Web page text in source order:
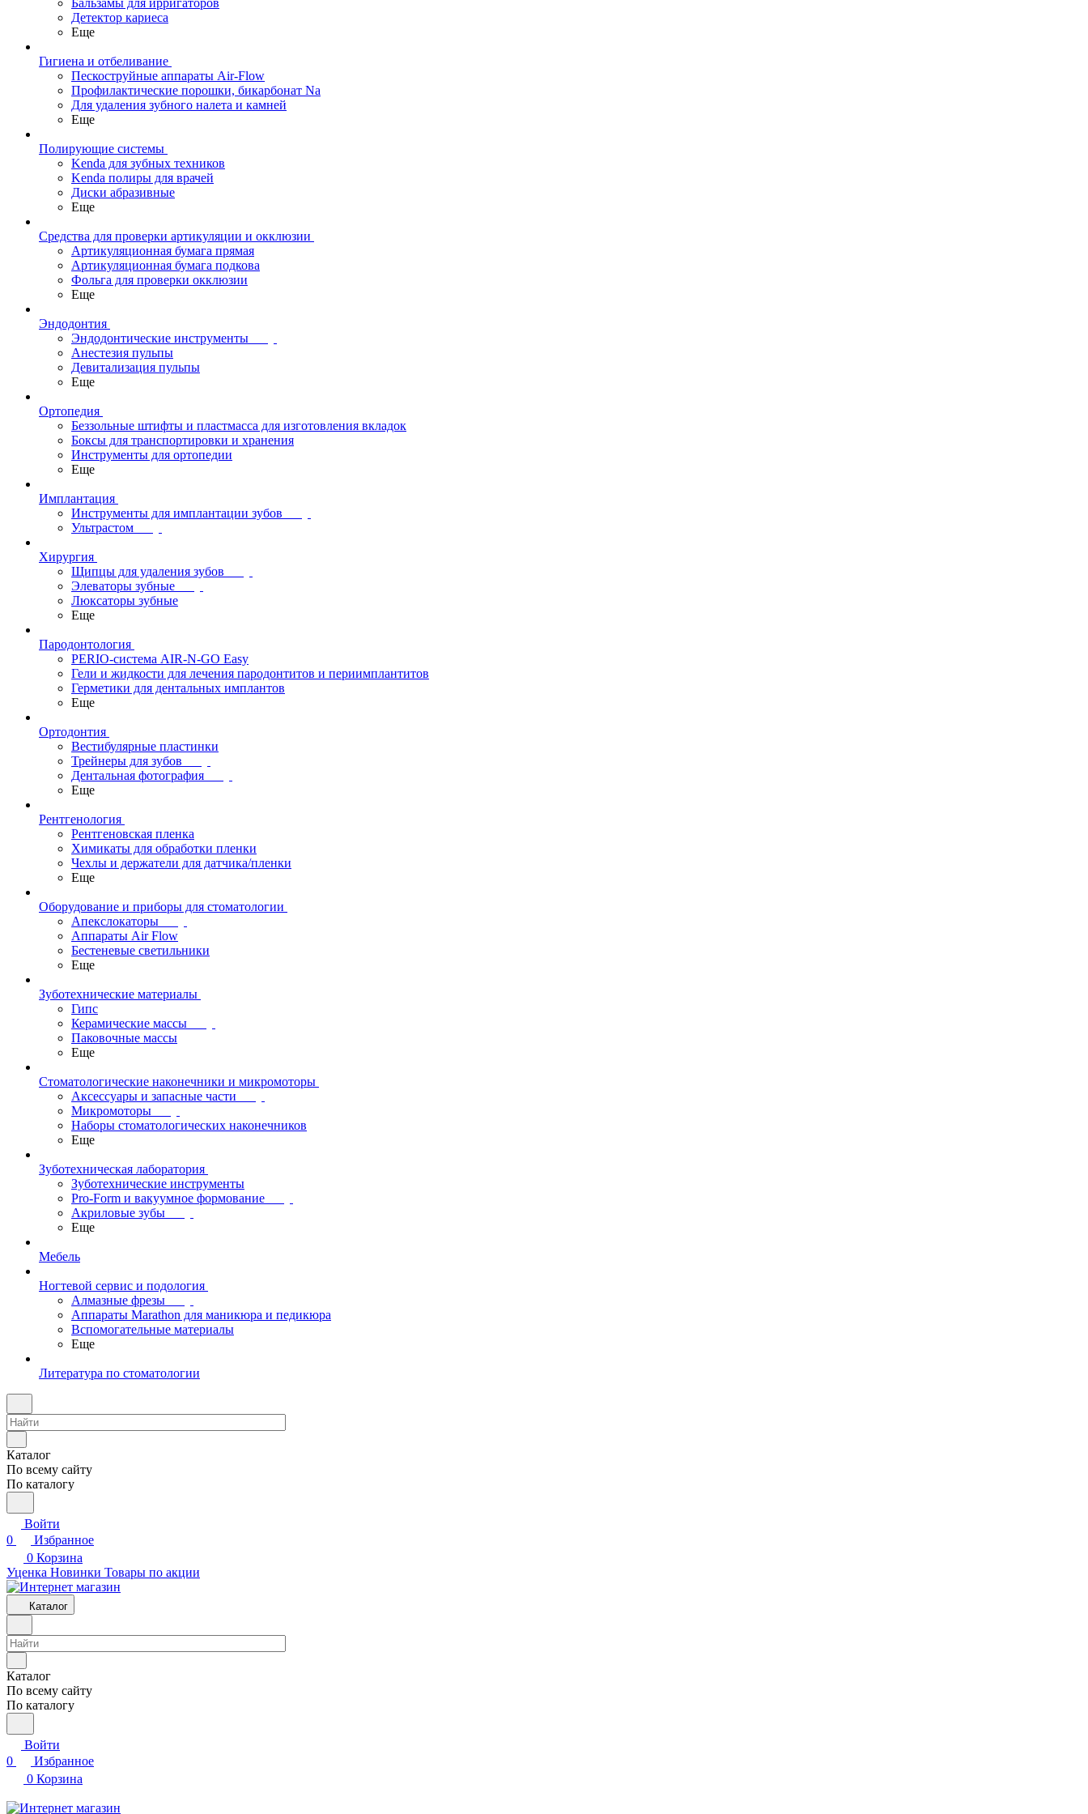
Бальзамы для ирригаторов
Детектор кариеса
Еще
Гигиена и отбеливание
Пескоструйные аппараты Air-Flow
Профилактические порошки, бикарбонат Na
Для удаления зубного налета и камней
Еще
Полирующие системы
Kenda для зубных техников
Kenda полиры для врачей
Диски абразивные
Еще
Средства для проверки артикуляции и окклюзии
Артикуляционная бумага прямая
Артикуляционная бумага подкова
Фольга для проверки окклюзии
Еще
Эндодонтия
Эндодонтические инструменты
Анестезия пульпы
Девитализация пульпы
Еще
Ортопедия
Беззольные штифты и пластмасса для изготовления вкладок
Боксы для транспортировки и хранения
Инструменты для ортопедии
Еще
Имплантация
Инструменты для имплантации зубов
Ультрастом
Хирургия
Щипцы для удаления зубов
Элеваторы зубные
Люксаторы зубные
Еще
Пародонтология
PERIO-система AIR-N-GO Easy
Гели и жидкости для лечения пародонтитов и периимплантитов
Герметики для дентальных имплантов
Еще
Ортодонтия
Вестибулярные пластинки
Трейнеры для зубов
Дентальная фотография
Еще
Рентгенология
Рентгеновская пленка
Химикаты для обработки пленки
Чехлы и держатели для датчика/пленки
Еще
Оборудование и приборы для стоматологии
Апекслокаторы
Аппараты Air Flow
Бестеневые светильники
Еще
Зуботехнические материалы
Гипс
Керамические массы
Паковочные массы
Еще
Стоматологические наконечники и микромоторы
Аксессуары и запасные части
Микромоторы
Наборы стоматологических наконечников
Еще
Зуботехническая лаборатория
Зуботехнические инструменты
Pro-Form и вакуумное формование
Акриловые зубы
Еще
Мебель
Ногтевой сервис и подология
Алмазные фрезы
Аппараты Marathon для маникюра и педикюра
Вспомогательные материалы
Еще
Литература по стоматологии
Каталог
По всему сайту
По каталогу
Войти
0
Избранное
0 Корзина
Уценка Новинки Товары по акции
Каталог
Каталог
По всему сайту
По каталогу
Войти
0
Избранное
0 Корзина